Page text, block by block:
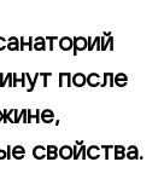
после
свойства.